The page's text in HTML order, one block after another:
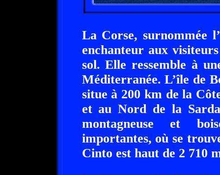
La Corse, surnommée
enchanteur aux
sol. Elle ressemble à
Méditerranée. L’île de
situe à 200 km de la
et au Nord de la
montagneuse et
importantes, où se
Cinto est haut de 2 710